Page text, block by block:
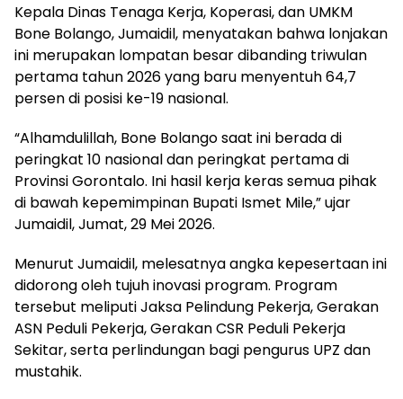
Kepala Dinas Tenaga Kerja, Koperasi, dan UMKM
Bone Bolango, Jumaidil, menyatakan bahwa lonjakan
ini merupakan lompatan besar dibanding triwulan
pertama tahun 2026 yang baru menyentuh 64,7
persen di posisi ke-19 nasional.
“Alhamdulillah, Bone Bolango saat ini berada di
peringkat 10 nasional dan peringkat pertama di
Provinsi Gorontalo. Ini hasil kerja keras semua pihak
di bawah kepemimpinan Bupati Ismet Mile,” ujar
Jumaidil, Jumat, 29 Mei 2026.
Menurut Jumaidil, melesatnya angka kepesertaan ini
didorong oleh tujuh inovasi program. Program
tersebut meliputi Jaksa Pelindung Pekerja, Gerakan
ASN Peduli Pekerja, Gerakan CSR Peduli Pekerja
Sekitar, serta perlindungan bagi pengurus UPZ dan
mustahik.